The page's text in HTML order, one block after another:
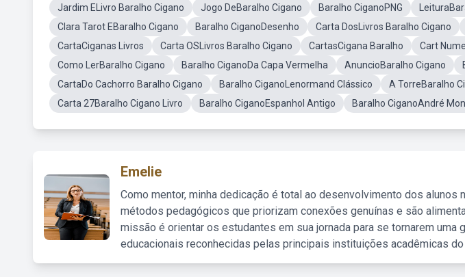
Jardim ELivro Baralho Cigano
Jogo DeBaralho Cigano Baralho CiganoPNG
Clara Tarot EBaralho Cigano
Baralho CiganoDesenho Carta DosLivros Baralho Cigano
CartaCiganas Livros
Carta OSLivros Baralho Cigano CartasCigana Baralho
Cart
Como LerBaralho Cigano
Baralho CiganoDa Capa Vermelha AnuncioBaralho Cigano
CartaDo Cachorro Baralho Cigano
Baralho CiganoLenormand Clássico
A TorreBaralho
Carta 27Baralho Cigano Livro
Baralho CiganoEspanhol Antigo Baralho CiganoAndré
Emelie
Como mentor, minha dedicação é total ao desenvolvimento dos alunos
métodos pedagógicos que priorizam conexões genuínas e são
missão é orientar os estudantes em sua jornada para se tornarem uma
educacionais reconhecidas pelas principais instituições acadêmicas do